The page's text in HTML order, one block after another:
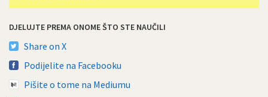
DJELUJTE PREMA ONOME ŠTO STE NAUČILI
Share on X
Podijelite na Facebooku
Pišite o tome na Mediumu